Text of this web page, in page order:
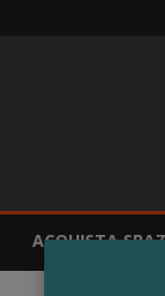
ACQUISTA